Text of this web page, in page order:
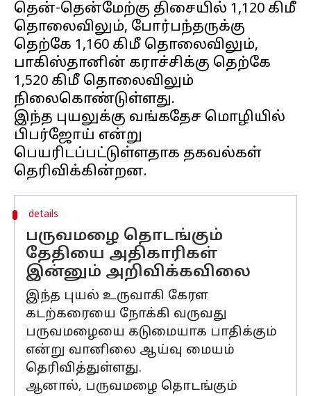
தென்-தென்மேற்கு திசையில் 1,120 கிமீ
தொலைவிலும், போர்பந்தருக்கு
தெற்கே 1,160 கிமீ தொலைவிலும்,
பாகிஸ்தானின் கராச்சிக்கு தெற்கே
1,520 கிமீ தொலைவிலும்
நிலைகொண்டுள்ளது.
இந்த புயலுக்கு வங்கதேச மொழியில்
பிபர்ஜோய் என்று
பெயரிடப்பட்டுள்ளதாக தகவல்கள்
details
பருவமழை தொடங்கும்
தேதியை அதிகாரிகள்
இன்னும் அறிவிக்கவிலை
இந்த புயல் உருவாகி கேரள
கடற்கரையை நோக்கி வருவது
பருவமழையை கடுமையாக பாதிக்கும்
என்று வானிலை ஆய்வு மையம்
தெரிவித்துள்ளது.
ஆனால், பருவமழை தொடங்கும்